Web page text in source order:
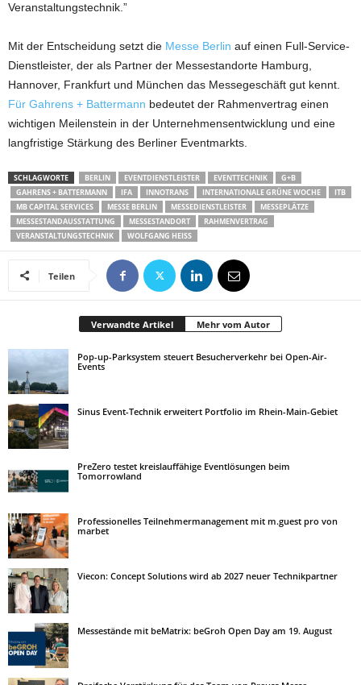
Veranstaltungstechnik.”
Mit der Entscheidung setzt die Messe Berlin auf einen Full-Service-
Dienstleister, der als Partner der Messestandorte Hamburg,
Hannover, Frankfurt und München das Messegeschäft gut kennt.
Für Gahrens + Battermann bedeutet der Rahmenvertrag einen
wichtigen Meilenstein in der Unternehmensentwicklung und eine
langfristige Stärkung des Berliner Eventmarkts.
SCHLAGWORTE BERLIN EVENTDIENSTLEISTER EVENTTECHNIK
G+B
GAHRENS + BATTERMANN
IFA INNOTRANS INTERNATIONALE GRÜNE WOCHE
ITB
MB CAPITAL SERVICES
MESSE BERLIN MESSEDIENSTLEISTER
MESSEPLÄTZE
MESSESTANDAUSSTATTUNG
MESSESTANDORT
RAHMENVERTRAG
VERANSTALTUNGSTECHNIK
WOLFGANG HEISS
Teilen
Verwandte Artikel Mehr vom Autor
Pop-up-Parksystem steuert Besucherverkehr bei Open-Air-
Events
Sinus Event-Technik erweitert Portfolio im Rhein-Main-Gebiet
PreZero testet kreislauffähige Eventlösungen beim
Tomorrowland
Professionelles Teilnehmermanagement mit m.guest pro von
marbet
Viecon: Concept Solutions wird ab 2027 neuer Technikpartner
Messestände mit beMatrix: beGroh Open Day am 19. August